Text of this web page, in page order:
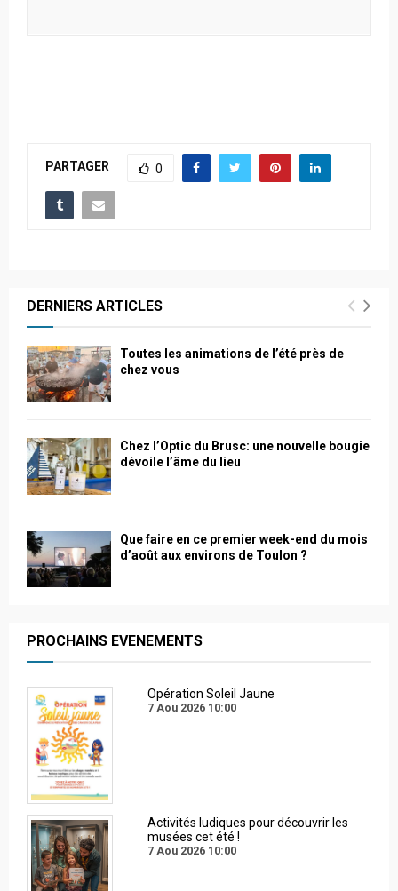
PARTAGER 0
DERNIERS ARTICLES
Toutes les animations de l’été près de
chez vous
Chez l’Optic du Brusc: une nouvelle bougie
dévoile l’âme du lieu
Que faire en ce premier week-end du mois
d’août aux environs de Toulon ?
PROCHAINS EVENEMENTS
Opération Soleil Jaune
7 Aou 2026 10:00
Activités ludiques pour découvrir les
musées cet été !
7 Aou 2026 10:00